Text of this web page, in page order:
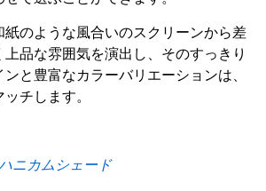
紙のような風合いのスクリーンから差
品な雰囲気を演出し、そのすっきり
と豊富なカラーバリエーションは、
チします。
ニカムシェード